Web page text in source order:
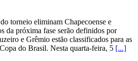
torneio eliminam Chapecoense e
da próxima fase serão definidos por
e Grêmio estão classificados para as
do Brasil. Nesta quarta-feira, 5 [...]